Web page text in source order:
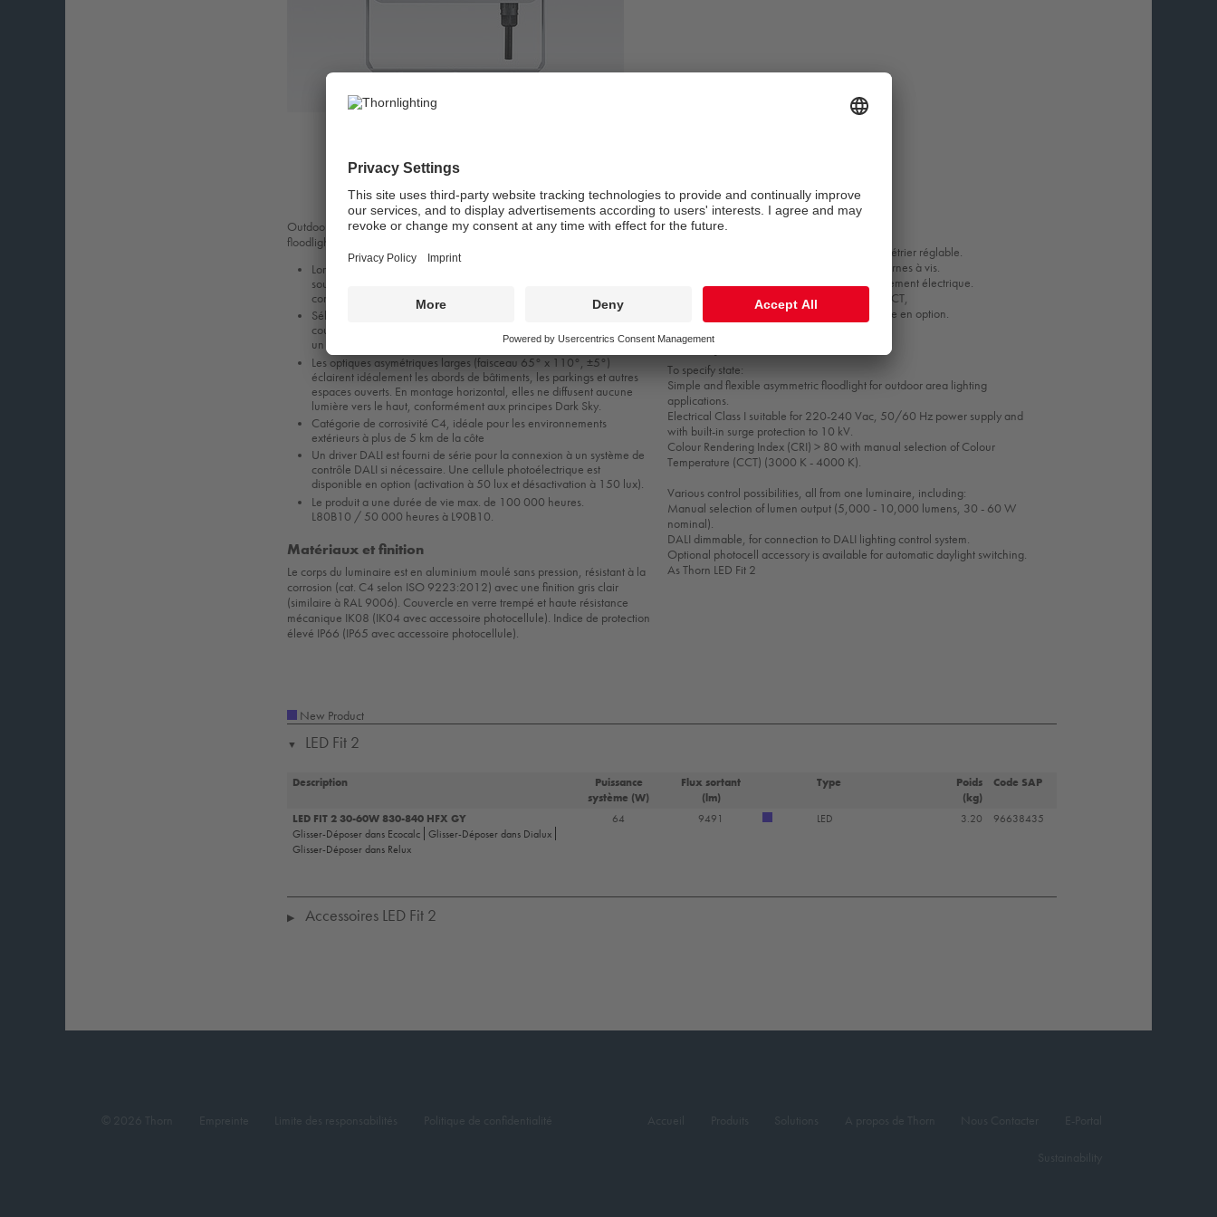
Outdoor luminaire with low to medium output, designed for general area
floodlighting applications.
Lors de l'installation, sélectionnez facilement la puissance lumineuse
souhaitée entre 5000 et 10 000 lumens (nominal) à l'aide du
commutateur mécanique accessible.
Sélection simple et rapide pendant l'installation d'une température de
couleur corrélée (CCT) comprise entre 3000 K and 4000 K grâce à
un simple interrupteur mécanique.
Les optiques asymétriques larges (faisceau 65° x 110°, ±5°)
éclairent idéalement les abords de bâtiments, les parkings et autres
espaces ouverts. En montage horizontal, elles ne diffusent aucune
lumière vers le haut, conformément aux principes Dark Sky.
Catégorie de corrosivité C4, idéale pour les environnements
extérieurs à plus de 5 km de la côte
Un driver DALI est fourni de série pour la connexion à un système de
contrôle DALI si nécessaire. Une cellule photoélectrique est
disponible en option (activation à 50 lux et désactivation à 150 lux).
Le produit a une durée de vie max. de 100 000 heures.
L80B10 / 50 000 heures à L90B10.
Matériaux et finition
Le corps du luminaire est en aluminium moulé sans pression, résistant à la
corrosion (cat. C4 selon ISO 9223:2012) avec une finition gris clair
(similaire à RAL 9006). Couvercle en verre trempé et haute résistance
mécanique IK08 (IK04 avec accessoire photocellule). Indice de protection
élevé IP66 (IP65 avec accessoire photocellule).
Installation et montage
Fixation au mur, au sol ou sur un mât avec un étrier réglable.
Livré avec un connecteur à 5 broches avec bornes à vis.
Aucune ouverture nécessaire pour le raccordement électrique.
Accès sans outil aux interrupteurs lumens et CCT,
montage sans outil de l'accessoire photocellule en option.
Prescription
To specify state:
Simple and flexible asymmetric floodlight for outdoor area lighting
applications.
Electrical Class I suitable for 220-240 Vac, 50/60 Hz power supply and
with built-in surge protection to 10 kV.
Colour Rendering Index (CRI) > 80 with manual selection of Colour
Temperature (CCT) (3000 K - 4000 K).
Various control possibilities, all from one luminaire, including:
Manual selection of lumen output (5,000 - 10,000 lumens, 30 - 60 W
nominal).
DALI dimmable, for connection to DALI lighting control system.
Optional photocell accessory is available for automatic daylight switching.
As Thorn LED Fit 2
New Product
▼ LED Fit 2
Description
Puissance
système (W)
Flux sortant
(lm)
Type
Poids
(kg)
Code SAP
LED FIT 2 30-60W 830-840 HFX GY
Glisser-Déposer dans Ecocalc Glisser-Déposer dans Dialux
Glisser-Déposer dans Relux
64 9491 LED 3.20 96638435
▶ Accessoires LED Fit 2